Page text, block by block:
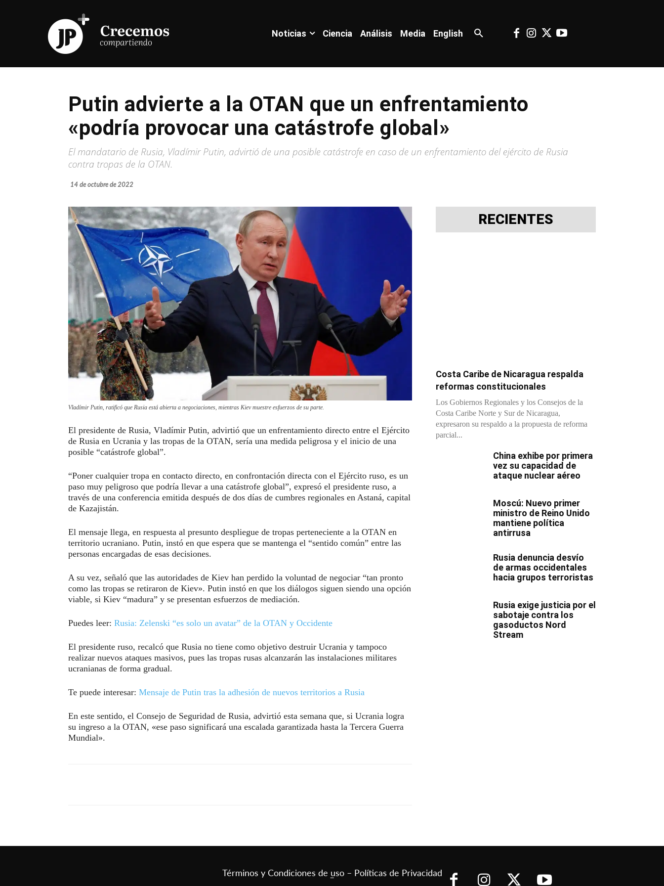
Noticias Ciencia Análisis Media English
Putin advierte a la OTAN que un enfrentamiento
«podría provocar una catástrofe global»
El mandatario de Rusia, Vladímir Putin, advirtió de una posible catástrofe en caso de un enfrentamiento del ejército de Rusia
contra tropas de la OTAN.
14 de octubre de 2022
Vladímir Putin, ratificó que Rusia está abierta a negociaciones, mientras Kiev muestre esfuerzos de su parte.
El presidente de Rusia, Vladímir Putin, advirtió que un enfrentamiento directo entre el Ejército
de Rusia en Ucrania y las tropas de la OTAN, sería una medida peligrosa y el inicio de una
posible “catástrofe global”.
“Poner cualquier tropa en contacto directo, en confrontación directa con el Ejército ruso, es un
paso muy peligroso que podría llevar a una catástrofe global”, expresó el presidente ruso, a
través de una conferencia emitida después de dos días de cumbres regionales en Astaná, capital
de Kazajistán.
El mensaje llega, en respuesta al presunto despliegue de tropas perteneciente a la OTAN en
territorio ucraniano. Putin, instó en que espera que se mantenga el “sentido común” entre las
personas encargadas de esas decisiones.
A su vez, señaló que las autoridades de Kiev han perdido la voluntad de negociar “tan pronto
como las tropas se retiraron de Kiev». Putin instó en que los diálogos siguen siendo una opción
viable, si Kiev “madura” y se presentan esfuerzos de mediación.
Puedes leer: Rusia: Zelenski “es solo un avatar” de la OTAN y Occidente
El presidente ruso, recalcó que Rusia no tiene como objetivo destruir Ucrania y tampoco
realizar nuevos ataques masivos, pues las tropas rusas alcanzarán las instalaciones militares
ucranianas de forma gradual.
Te puede interesar: Mensaje de Putin tras la adhesión de nuevos territorios a Rusia
En este sentido, el Consejo de Seguridad de Rusia, advirtió esta semana que, si Ucrania logra
su ingreso a la OTAN, «ese paso significará una escalada garantizada hasta la Tercera Guerra
Mundial».
RECIENTES
Costa Caribe de Nicaragua respalda
reformas constitucionales
Los Gobiernos Regionales y los Consejos de la
Costa Caribe Norte y Sur de Nicaragua,
expresaron su respaldo a la propuesta de reforma
parcial...
China exhibe por primera
vez su capacidad de
ataque nuclear aéreo
Moscú: Nuevo primer
ministro de Reino Unido
mantiene política
antirrusa
Rusia denuncia desvío
de armas occidentales
hacia grupos terroristas
Rusia exige justicia por el
sabotaje contra los
gasoductos Nord
Stream
Términos y Condiciones de uso – Políticas de Privacidad
–